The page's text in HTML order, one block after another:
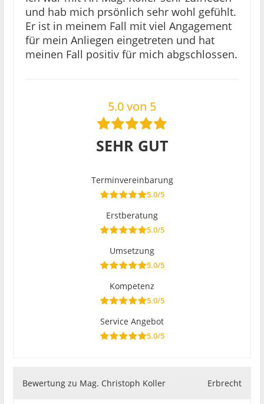
und hab mich prsönlich sehr wohl gefühlt.
Er ist in meinem Fall mit viel Angagement
für mein Anliegen eingetreten und hat
meinen Fall positiv für mich abgschlossen.
5.0 von 5
SEHR GUT
Terminvereinbarung
5.0/5
Erstberatung
5.0/5
Umsetzung
5.0/5
Kompetenz
5.0/5
Service Angebot
5.0/5
Bewertung zu Mag. Christoph Koller Erbrecht